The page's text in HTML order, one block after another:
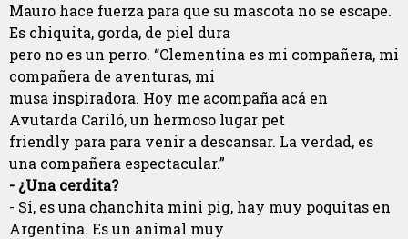
Mauro hace fuerza para que su mascota no se escape.
Es chiquita, gorda, de piel dura
pero no es un perro. “Clementina es mi compañera, mi
compañera de aventuras, mi
musa inspiradora. Hoy me acompaña acá en
Avutarda Cariló, un hermoso lugar pet
friendly para para venir a descansar. La verdad, es
una compañera espectacular.”
- ¿Una cerdita?
- Si, es una chanchita mini pig, hay muy poquitas en
Argentina. Es un animal muy